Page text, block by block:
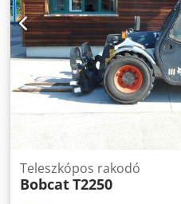
Teleszkópos rakodó
BobcatT2250